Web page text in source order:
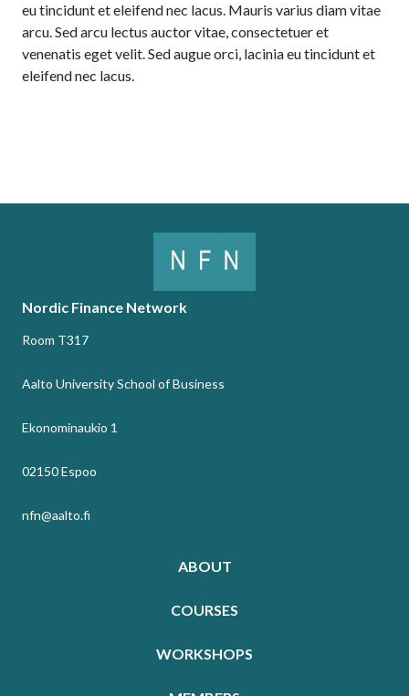
eu tincidunt et eleifend nec lacus. Mauris varius diam vitae
arcu. Sed arcu lectus auctor vitae, consectetuer et
venenatis eget velit. Sed augue orci, lacinia eu tincidunt et
eleifend nec lacus.
Nordic Finance Network
Room T317
Aalto University School of Business
Ekonominaukio 1
02150 Espoo
nfn@aalto.fi
ABOUT
COURSES
WORKSHOPS